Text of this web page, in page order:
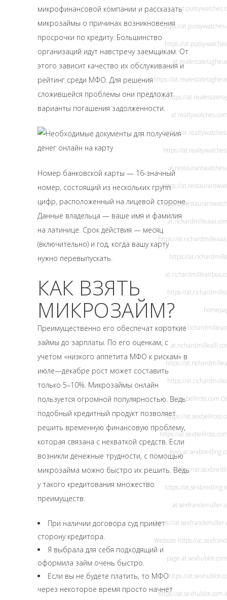
микрофинансовой компании и рассказать
микрозаймы о причинах возникновения
просрочки по кредиту. Большинство
организаций идут навстречу заемщикам. От
этого зависит качество их обслуживания и
рейтинг среди МФО. Для решения
сложившейся проблемы они предложат
варианты погашения задолженности.
Номер банковской карты — 16-значный
номер, состоящий из нескольких групп
цифр, расположенный на лицевой стороне.
Данные владельца — ваше имя и фамилия
на латинице. Срок действия — месяц
(включительно) и год, когда вашу карту
нужно перевыпускать.
КАК ВЗЯТЬ
МИКРОЗАЙМ?
Преимущественно его обеспечат короткие
займы до зарплаты. По его оценкам, с
учетом «низкого аппетита МФО к рискам» в
июле—декабре рост может составить
только 5–10%. Микрозаймы онлайн
пользуется огромной популярностью. Ведь
подобный кредитный продукт позволяет
решить временную финансовую проблему,
которая связана с нехваткой средств. Если
возникли денежные трудности, с помощью
микрозайма можно быстро их решить. Ведь
у такого кредитования множество
преимуществ.
При наличии договора суд примет
сторону кредитора.
Я выбрала для себя подходящий и
оформила займ очень быстро.
Если вы не будете платить, то МФО
через некоторое время просто начнет
https://
https://
https://
thishttps://
https://
https://
https://
https://
https://
https://
https://
https://
https://
https://
at.sexbellross.com
https://
https://
guys
https://
https://
https://
Website https://
page at.sexhublot.com
https://
https://at.sexhublot.com